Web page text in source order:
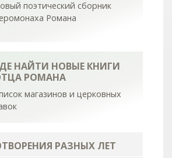
поэтический сборник
Романа
НАЙТИ НОВЫЕ КНИГИ
РОМАНА
магазинов и церковных
РАЗНЫХ ЛЕТ